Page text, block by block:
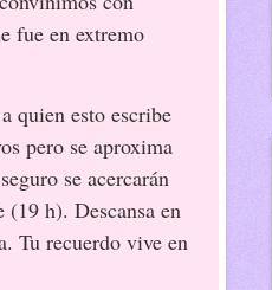
fue en extremo
quien esto escribe
pero se aproxima
se acercarán
(19 h). Descansa en
Tu recuerdo vive en